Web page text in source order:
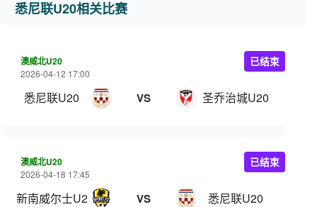
悉尼联U20相关比赛
澳威北U20
2026-04-12 17:00
悉尼联U20 VS 圣乔治城U20
已结束
澳威北U20
2026-04-18 17:45
新南威尔士U20 VS 悉尼联U20
已结束